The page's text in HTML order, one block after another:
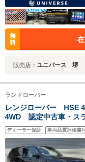
無
料
販売店： ユニバース 堺
ランドローバー
レンジローバー HSE
4WD 認定中古車・ス
ディーラー保証 車両品質評価書